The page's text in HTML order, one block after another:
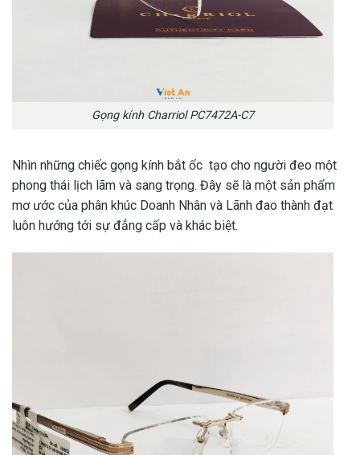
Gọng kính Charriol PC7472A-C7
Nhìn những chiếc gọng kính bắt ốc tạo cho người đeo một
phong thái lịch lãm và sang trọng. Đây sẽ là một sản phẩm
mơ ước của phân khúc Doanh Nhân và Lãnh đao thành đạt
luôn hướng tới sự đẳng cấp và khác biệt.